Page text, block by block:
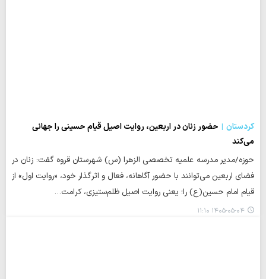
کردستان
حضور زنان در اربعین، روایت اصیل قیام حسینی را جهانی
می‌کند
حوزه/مدیر مدرسه علمیه تخصصی الزهرا (س) شهرستان قروه گفت: زنان در
فضای اربعین می‌توانند با حضور آگاهانه، فعال و اثرگذار خود، «روایت اول» از
قیام امام حسین(ع) را؛ یعنی روایت اصیل ظلم‌ستیزی، کرامت…
۱۴۰۵-۰۵-۰۴ ۱۱:۱۰